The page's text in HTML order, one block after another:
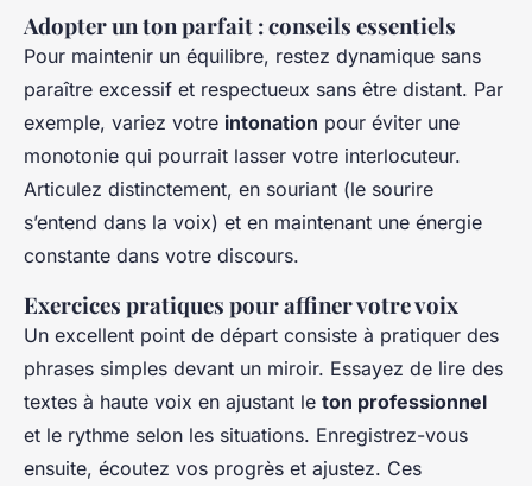
Adopter un ton parfait : conseils essentiels
Pour maintenir un équilibre, restez dynamique sans
paraître excessif et respectueux sans être distant. Par
exemple, variez votre intonation pour éviter une
monotonie qui pourrait lasser votre interlocuteur.
Articulez distinctement, en souriant (le sourire
s’entend dans la voix) et en maintenant une énergie
constante dans votre discours.
Exercices pratiques pour affiner votre voix
Un excellent point de départ consiste à pratiquer des
phrases simples devant un miroir. Essayez de lire des
textes à haute voix en ajustant le ton professionnel
et le rythme selon les situations. Enregistrez-vous
ensuite, écoutez vos progrès et ajustez. Ces